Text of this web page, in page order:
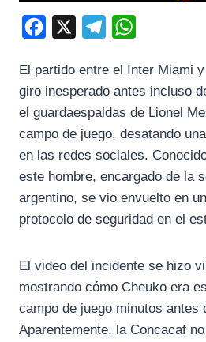
c
e
b
o
o
k
l
e
g
m
a
t
s
p
El partido entre el Inter Miami
giro inesperado antes incluso
el guardaespaldas de Lionel
campo de juego, desatando
en las redes sociales.
este hombre, encargado de la
argentino, se vio envuelto en
protocolo de seguridad en el
El video del incidente se hizo
mostrando cómo Cheuko era
campo de juego minutos antes
Aparentemente, la Concacaf